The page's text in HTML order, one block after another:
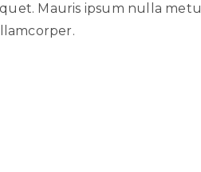
Mauris ipsum nulla